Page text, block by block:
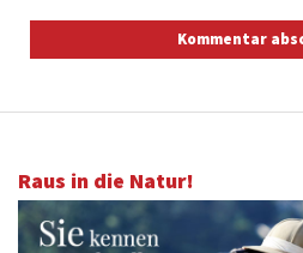
Raus in die Natur!